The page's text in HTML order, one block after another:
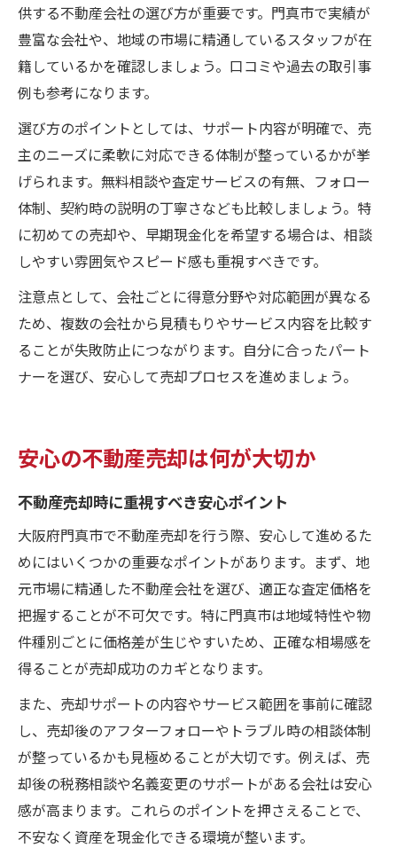
供する不動産会社の選び方が重要です。門真市で実績が
豊富な会社や、地域の市場に精通しているスタッフが在
籍しているかを確認しましょう。口コミや過去の取引事
例も参考になります。
選び方のポイントとしては、サポート内容が明確で、売
主のニーズに柔軟に対応できる体制が整っているかが挙
げられます。無料相談や査定サービスの有無、フォロー
体制、契約時の説明の丁寧さなども比較しましょう。特
に初めての売却や、早期現金化を希望する場合は、相談
しやすい雰囲気やスピード感も重視すべきです。
注意点として、会社ごとに得意分野や対応範囲が異なる
ため、複数の会社から見積もりやサービス内容を比較す
ることが失敗防止につながります。自分に合ったパート
ナーを選び、安心して売却プロセスを進めましょう。
安心の不動産売却は何が大切か
不動産売却時に重視すべき安心ポイント
大阪府門真市で不動産売却を行う際、安心して進めるた
めにはいくつかの重要なポイントがあります。まず、地
元市場に精通した不動産会社を選び、適正な査定価格を
把握することが不可欠です。特に門真市は地域特性や物
件種別ごとに価格差が生じやすいため、正確な相場感を
得ることが売却成功のカギとなります。
また、売却サポートの内容やサービス範囲を事前に確認
し、売却後のアフターフォローやトラブル時の相談体制
が整っているかも見極めることが大切です。例えば、売
却後の税務相談や名義変更のサポートがある会社は安心
感が高まります。これらのポイントを押さえることで、
不安なく資産を現金化できる環境が整います。